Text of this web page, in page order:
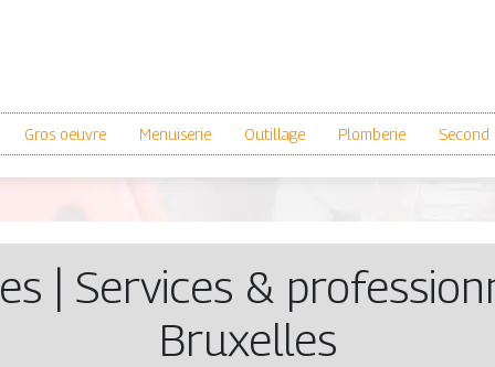
Gros oeuvre Menuiserie Outillage Plomberie Second
| Services &
Bruxelles